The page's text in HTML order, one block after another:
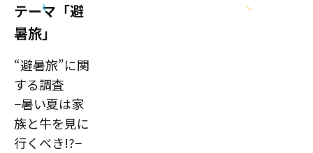
テーマ「避
暑旅」
“避暑旅”に関
する調査
−暑い夏は家
族と牛を見に
行くべき!?−